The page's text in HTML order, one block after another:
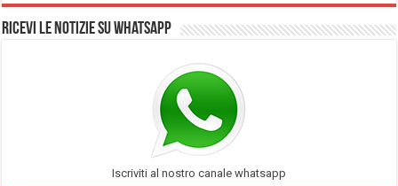
Ricevi le notizie su Whatsapp
Iscriviti al nostro canale whatsapp